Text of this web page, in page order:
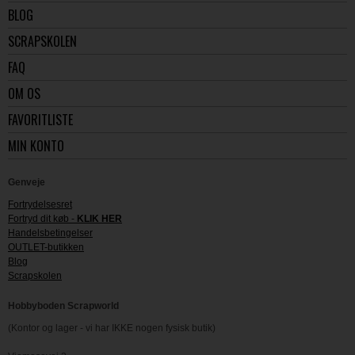
BLOG
SCRAPSKOLEN
FAQ
OM OS
FAVORITLISTE
MIN KONTO
Genveje
Fortrydelsesret
Fortryd dit køb - KLIK HER
Handelsbetingelser
OUTLET-butikken
Blog
Scrapskolen
Hobbyboden Scrapworld
(Kontor og lager - vi har IKKE nogen fysisk butik)